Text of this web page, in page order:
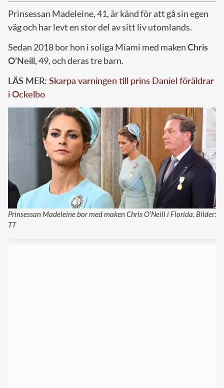
Prinsessan Madeleine, 41, är känd för att gå sin egen
väg och har levt en stor del av sitt liv utomlands.
Sedan 2018 bor hon i soliga Miami med makenChris
O’Neill,49, och deras tre barn.
LÄS MER: Skarpa varningen till prins Daniel föräldrar
i Ockelbo
Prinsessan Madeleine bor med maken Chris O’Neill i Florida. Bilder:
TT